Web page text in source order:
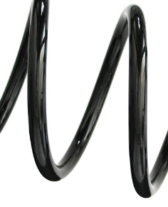
mm
kg
s
mm
mm